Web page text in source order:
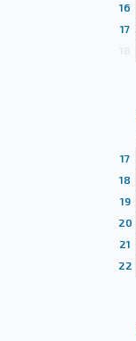
16
17
17
18
19
20
21
22